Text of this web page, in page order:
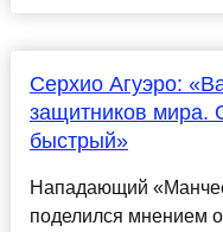
Серхио Агуэро:
защитников
быстрый»
Нападающий
поделился мнением